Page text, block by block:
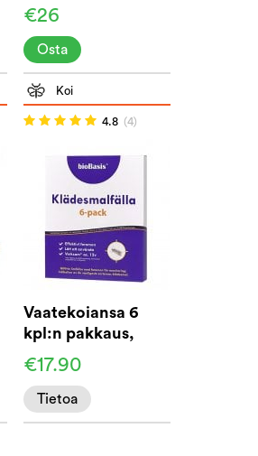
€26
Osta
Koi
4.8 (4)
Vaatekoiansa 6
kpl:n pakkaus,
Biobasis®
€17.90
Tietoa